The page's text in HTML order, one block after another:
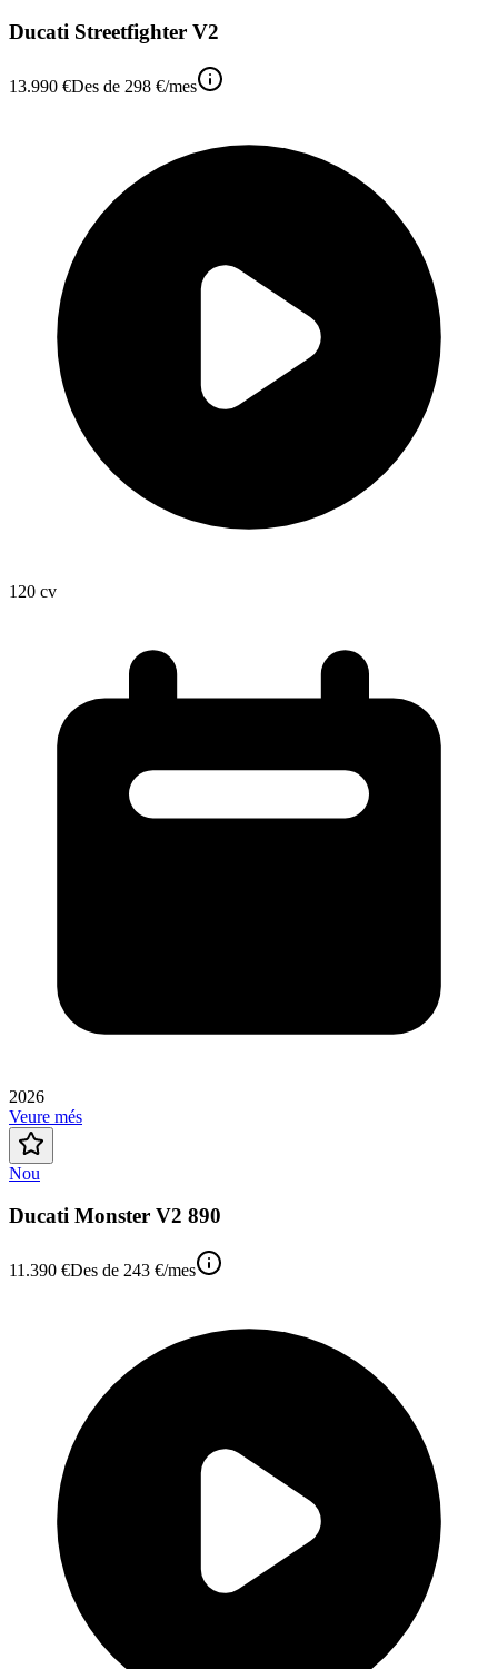
Ducati Streetfighter V2
13.990 €Des de 298 €/mes
120 cv
2026
Veure més
Nou
Ducati Monster V2 890
11.390 €Des de 243 €/mes